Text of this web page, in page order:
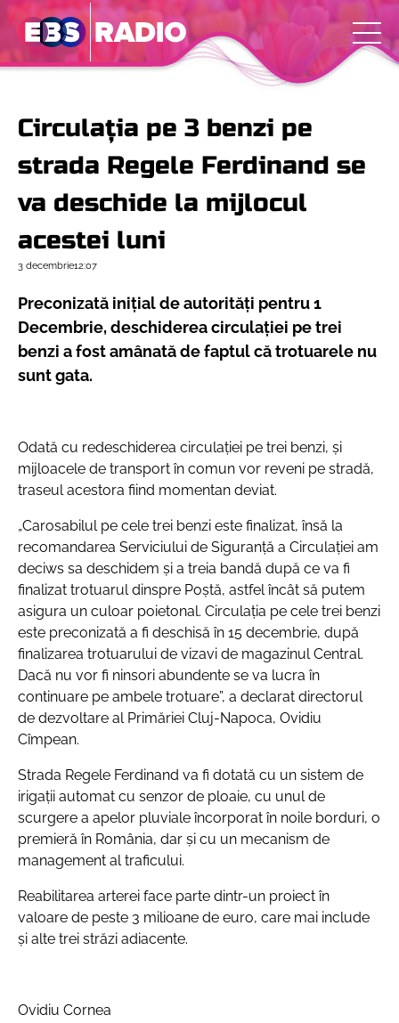
Circulația pe 3 benzi pe
strada Regele Ferdinand se
va deschide la mijlocul
acestei luni
3 decembrie12:07
Preconizată inițial de autorități pentru 1
Decembrie, deschiderea circulației pe trei
benzi a fost amânată de faptul că trotuarele nu
sunt gata.
Odată cu redeschiderea circulației pe trei benzi, și
mijloacele de transport în comun vor reveni pe stradă,
traseul acestora fiind momentan deviat.
„Carosabilul pe cele trei benzi este finalizat, însă la
recomandarea Serviciului de Siguranță a Circulației am
deciws sa deschidem și a treia bandă după ce va fi
finalizat trotuarul dinspre Poștă, astfel încât să putem
asigura un culoar poietonal. Circulația pe cele trei benzi
este preconizată a fi deschisă în 15 decembrie, după
finalizarea trotuarului de vizavi de magazinul Central.
Dacă nu vor fi ninsori abundente se va lucra în
continuare pe ambele trotuare”, a declarat directorul
de dezvoltare al Primăriei Cluj-Napoca, Ovidiu
Cîmpean.
Strada Regele Ferdinand va fi dotată cu un sistem de
irigații automat cu senzor de ploaie, cu unul de
scurgere a apelor pluviale încorporat în noile borduri, o
premieră în România, dar și cu un mecanism de
management al traficului.
Reabilitarea arterei face parte dintr-un proiect în
valoare de peste 3 milioane de euro, care mai include
și alte trei străzi adiacente.
Ovidiu Cornea